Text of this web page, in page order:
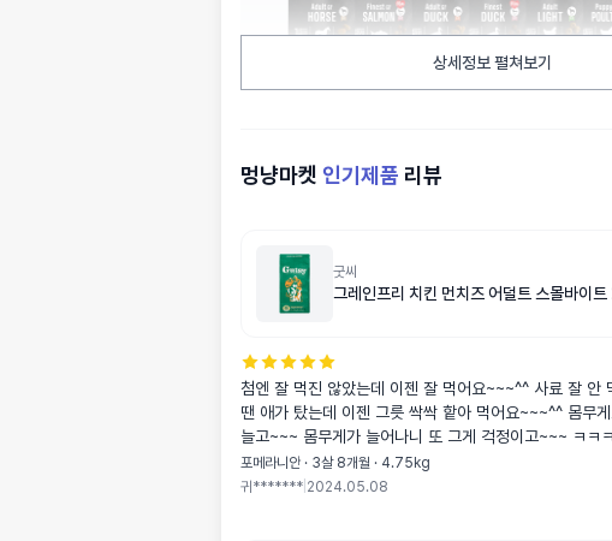
상세정보 펼쳐보기
멍냥마켓 인기제품 리뷰
굿씨
그레인프리 치킨 먼치즈 어덜트 스몰바이
첨엔 잘 먹진 않았는데 이젠 잘 먹어요~~~^^ 사료 잘 안
땐 애가 탔는데 이젠 그릇 싹싹 핱아 먹어요~~~^^ 몸무
늘고~~~ 몸무게가 늘어나니 또 그게 걱정이고~~~ ㅋㅋㅋ
포메라니안 · 3살 8개월 · 4.75kg
귀******* 2024.05.08